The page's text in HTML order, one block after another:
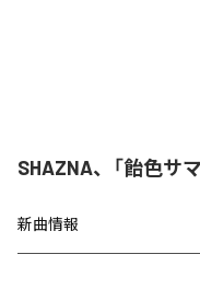
SHAZNA、「飴色サ
新曲情報